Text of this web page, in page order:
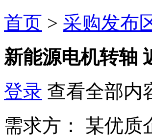
首页 > 采购发布
新能源电机转轴
登录 查看全部内
需求方：
某优质